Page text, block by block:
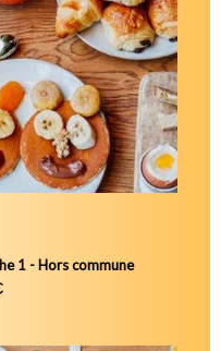
1 - Hors commune